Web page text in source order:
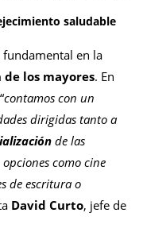
saludable
en la
los mayores. En
contamos con un
dirigidas tanto a
de las
como cine
de escritura o
David Curto, jefe de